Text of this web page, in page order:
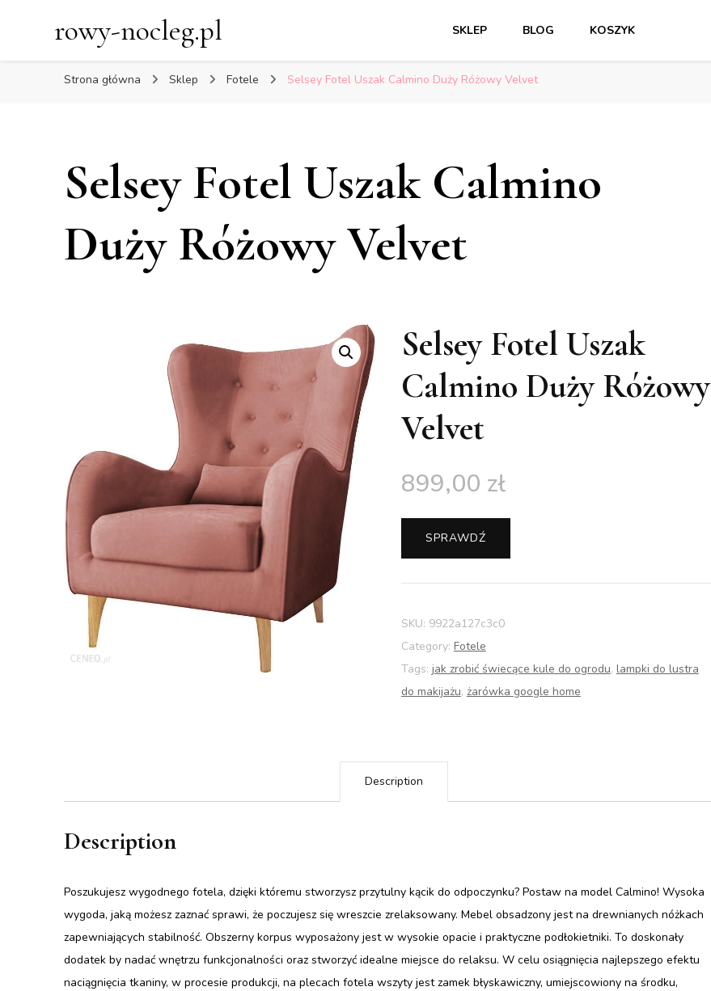
rowy-nocleg.pl SKLEP BLOG KOSZYK
Strona główna Sklep Fotele Selsey Fotel Uszak Calmino Duży Różowy Velvet
Selsey Fotel Uszak Calmino
Duży Różowy Velvet
Selsey Fotel Uszak
Calmino Duży Różowy
Velvet
899,00 zł
SPRAWDŹ
SKU: 9922a127c3c0
Category: Fotele
Tags: jak zrobić świecące kule do ogrodu, lampki do lustra
do makijażu, żarówka google home
Description
Description
Poszukujesz wygodnego fotela, dzięki któremu stworzysz przytulny kącik do odpoczynku? Postaw na model Calmino! Wysoka
wygoda, jaką możesz zaznać sprawi, że poczujesz się wreszcie zrelaksowany. Mebel obsadzony jest na drewnianych nóżkach
zapewniających stabilność. Obszerny korpus wyposażony jest w wysokie opacie i praktyczne podłokietniki. To doskonały
dodatek by nadać wnętrzu funkcjonalności oraz stworzyć idealne miejsce do relaksu. W celu osiągnięcia najlepszego efektu
naciągnięcia tkaniny, w procesie produkcji, na plecach fotela wszyty jest zamek błyskawiczny, umiejscowiony na środku,